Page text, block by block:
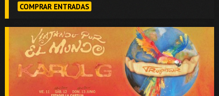
COMPRAR ENTRADAS